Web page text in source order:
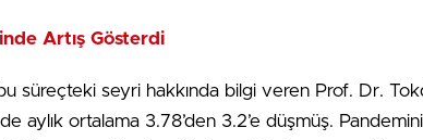
Artış Gösterdi
bu süreçteki seyri hakkında bilgi veren Prof. Dr.
aylık ortalama 3.78’den 3.2’e düşmüş.